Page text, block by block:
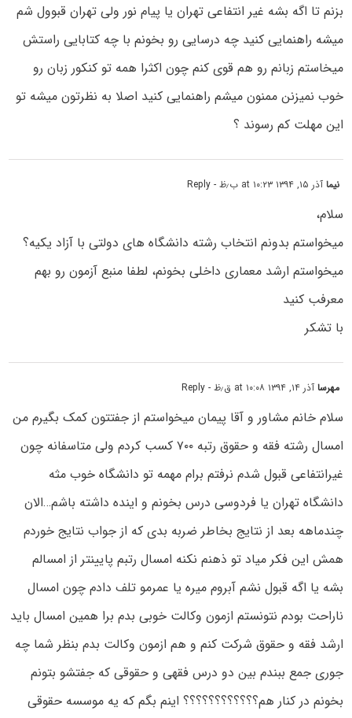
بزنم تا اگه بشه غیر انتفاعی تهران یا پیام نور ولی تهران قبوول شم
میشه راهنمایی کنید چه درسایی رو بخونم با چه کتابایی راستش
میخاستم زبانم رو هم قوی کنم چون اکثرا همه تو کنکور زبان رو
خوب نمیزنن ممنون میشم راهنمایی کنید اصلا به نظرتون میشه تو
این مهلت کم رسوند ؟
نیماآذر ۱۵, ۱۳۹۴ at ۱۰:۲۳ ب٫ظ - Reply
سلام،
میخواستم بدونم انتخاب رشته دانشگاه های دولتی با آزاد یکیه؟
میخواستم ارشد معماری داخلی بخونم، لطفا منبع آزمون رو بهم
معرفب کنید
با تشکر
مهرساآذر ۱۴, ۱۳۹۴ at ۱۰:۰۸ ق٫ظ - Reply
سلام خانم مشاور و آقا پیمان میخواستم از جفتتون کمک بگیرم من
امسال رشته فقه و حقوق رتبه ۷۰۰ کسب کردم ولی متاسفانه چون
غیرانتفاعی قبول شدم نرفتم برام مهمه تو دانشگاه خوب مثه
دانشگاه تهران یا فردوسی درس بخونم و اینده داشته باشم…الان
چندماهه بعد از نتایج بخاطر ضربه بدی که از جواب نتایج خوردم
همش این فکر میاد تو ذهنم نکنه امسال رتبم پایینتر از امسالم
بشه یا اگه قبول نشم آبروم میره یا عمرمو تلف دادم چون امسال
ناراحت بودم نتونستم ازمون وکالت خوبی بدم برا همین امسال باید
ارشد فقه و حقوق شرکت کنم و هم ازمون وکالت بدم بنظر شما چه
جوری جمع ببندم بین دو درس فقهی و حقوقی که جفتشو بتونم
بخونم در کنار هم؟؟؟؟؟؟؟؟؟؟؟؟ اینم بگم که یه موسسه حقوقی